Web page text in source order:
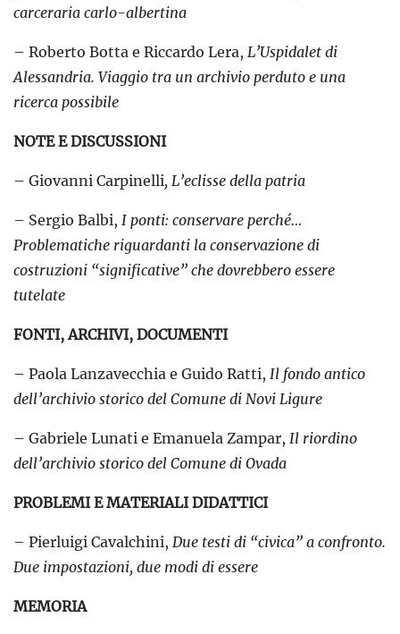
carceraria carlo-albertina
– Roberto Botta e Riccardo Lera, L’Uspidalet di
Alessandria. Viaggio tra un archivio perduto e una
ricerca possibile
NOTE E DISCUSSIONI
– Giovanni Carpinelli, L’eclisse della patria
– Sergio Balbi, I ponti: conservare perché…
Problematiche riguardanti la conservazione di
costruzioni “significative” che dovrebbero essere
tutelate
FONTI, ARCHIVI, DOCUMENTI
– Paola Lanzavecchia e Guido Ratti, Il fondo antico
dell’archivio storico del Comune di Novi Ligure
– Gabriele Lunati e Emanuela Zampar, Il riordino
dell’archivio storico del Comune di Ovada
PROBLEMI E MATERIALI DIDATTICI
– Pierluigi Cavalchini, Due testi di “civica” a confronto.
Due impostazioni, due modi di essere
MEMORIA